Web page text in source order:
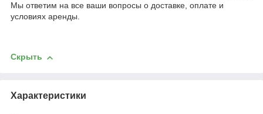
Мы ответим на все ваши вопросы о доставке, оплате и
условиях аренды.
Скрыть
Характеристики